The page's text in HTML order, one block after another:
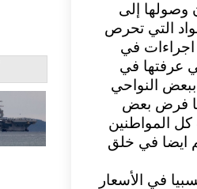
وصولها إلى
التي تحرص
اجراءات في
عرفتها في
ببعض النواحي
فرض بعض
طلب كل المواطنين
ايضا في خلق
في الأسعار